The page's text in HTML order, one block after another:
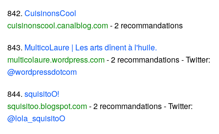
842. CuisinonsCool
cuisinonscool.canalblog.com- 2 recommandations
843. MulticoLaure | Les arts dînent à l'huile.
multicolaure.wordpress.com- 2 recommandations - Twitter:
@wordpressdotcom
844. squisitoO!
squisitoo.blogspot.com- 2 recommandations - Twitter:
@lola_squisitoO